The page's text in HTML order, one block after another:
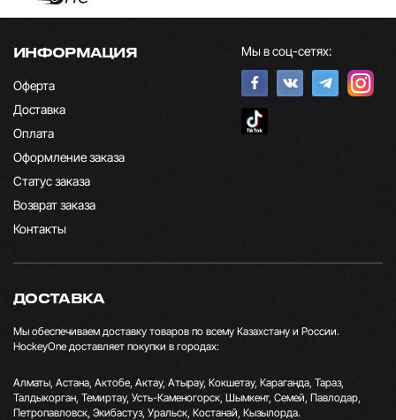
ИНФОРМАЦИЯ
Оферта
Доставка
Оплата
Оформление заказа
Статус заказа
Возврат заказа
Контакты
Мы в соц-сетях:
ДОСТАВКА
Мы обеспечиваем доставку товаров по всему Казахстану и России.
HockeyOne доставляет покупки в городах:
Алматы, Астана, Актобе, Актау, Атырау, Кокшетау, Караганда, Тараз,
Талдыкорган, Темиртау, Усть-Каменогорск, Шымкент, Семей, Павлодар,
Петропавловск, Экибастуз, Уральск, Костанай, Кызылорда.